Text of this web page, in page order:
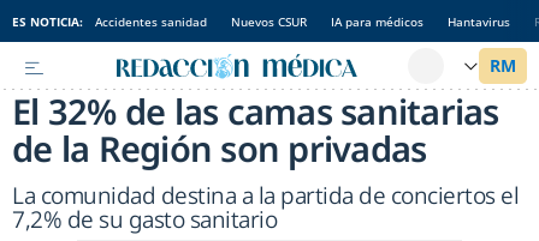
ES NOTICIA: Accidentes sanidad Nuevos CSUR IA para médicos Hantavirus
El 32% de las camas sanitarias
de la Región son privadas
La comunidad destina a la partida de conciertos el
7,2% de su gasto sanitario